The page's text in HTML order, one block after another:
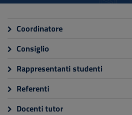
sito
al
Footer
Coordinatore
Consiglio
Rappresentanti studenti
Referenti
Docenti tutor